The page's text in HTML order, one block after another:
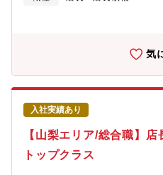
す。【研修・教育制度の充実】
ェーンストアを視察する海外研
ています。※営業時間は9：00
月20h程度／繁忙期8・12月は月
気
入社実績あり
【山梨エリア/総合職】
トップクラス